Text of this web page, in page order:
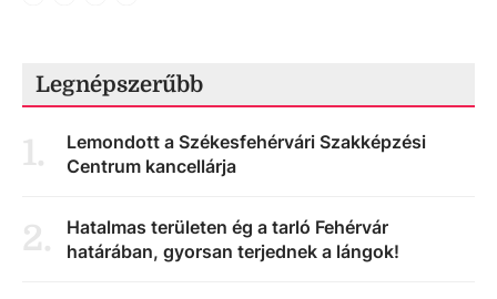
Legnépszerűbb
1.
Lemondott a Székesfehérvári Szakképzési
Centrum kancellárja
2.
Hatalmas területen ég a tarló Fehérvár
határában, gyorsan terjednek a lángok!